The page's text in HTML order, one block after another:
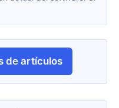
de artículos